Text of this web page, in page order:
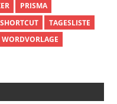
PRISMA
SHORTCUT
TAGESLISTE
WORDVORLAGE